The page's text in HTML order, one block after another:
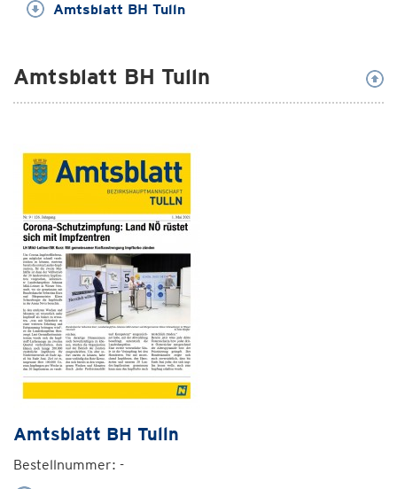
Amtsblatt BH Tulln
Amtsblatt BH Tulln
Amtsblatt BH Tulln
Bestellnummer: -